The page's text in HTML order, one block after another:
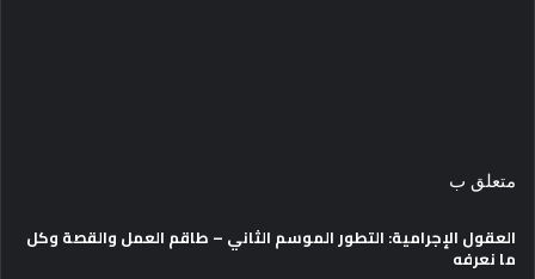
متعلق ب
العقول الإجرامية: التطور الموسم الثاني – طاقم العمل والقصة وكل
ما نعرفه